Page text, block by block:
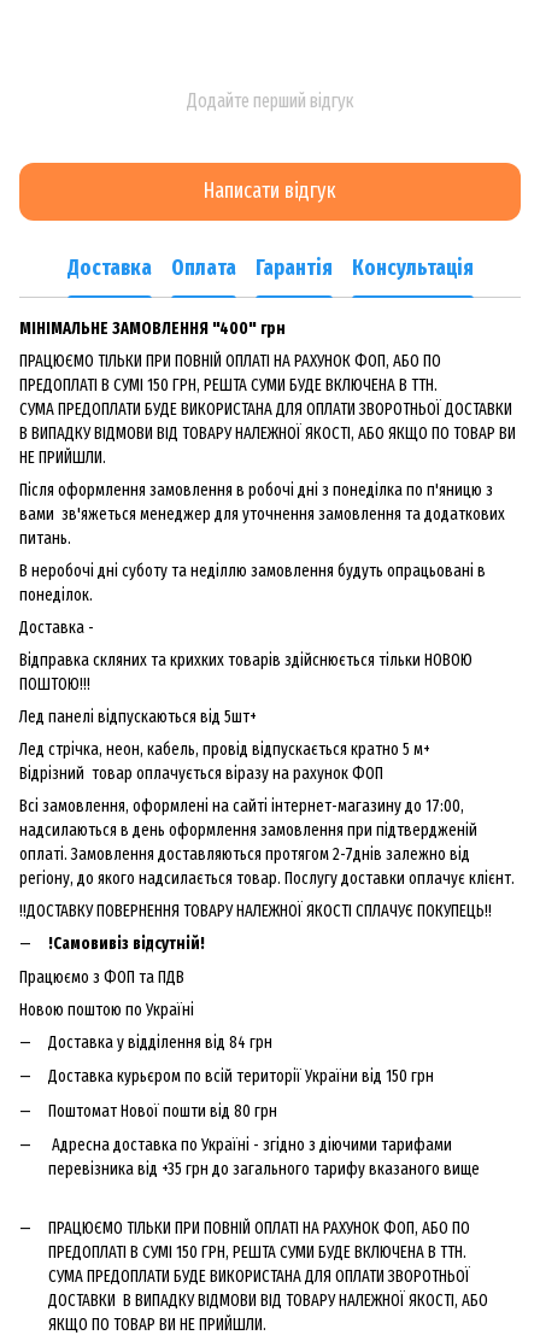
Додайте перший відгук
Написати відгук
Доставка Оплата Гарантія Консультація
МІНІМАЛЬНЕ ЗАМОВЛЕННЯ "400" грн
ПРАЦЮЄМО ТІЛЬКИ ПРИ ПОВНІЙ ОПЛАТІ НА РАХУНОК ФОП, АБО ПО
ПРЕДОПЛАТІ В СУМІ 150 ГРН, РЕШТА СУМИ БУДЕ ВКЛЮЧЕНА В ТТН.
СУМА ПРЕДОПЛАТИ БУДЕ ВИКОРИСТАНА ДЛЯ ОПЛАТИ ЗВОРОТНЬОЇ ДОСТАВКИ
В ВИПАДКУ ВІДМОВИ ВІД ТОВАРУ НАЛЕЖНОЇ ЯКОСТІ, АБО ЯКЩО ПО ТОВАР ВИ
НЕ ПРИЙШЛИ.
Після оформлення замовлення в робочі дні з понеділка по п'яницю з
вами зв'яжеться менеджер для уточнення замовлення та додаткових
питань.
В неробочі дні суботу та неділлю замовлення будуть опрацьовані в
понеділок.
Доставка -
Відправка скляних та крихких товарів здійснюється тільки НОВОЮ
ПОШТОЮ!!!
Лед панелі відпускаються від 5шт+
Лед стрічка, неон, кабель, провід відпускається кратно 5 м+
Відрізний товар оплачується віразу на рахунок ФОП
Всі замовлення, оформлені на сайті інтернет-магазину до 17:00,
надсилаються в день оформлення замовлення при підтвердженій
оплаті. Замовлення доставляються протягом 2-7днів залежно від
регіону, до якого надсилається товар. Послугу доставки оплачує клієнт.
!!ДОСТАВКУ ПОВЕРНЕННЯ ТОВАРУ НАЛЕЖНОЇ ЯКОСТІ СПЛАЧУЄ ПОКУПЕЦЬ!!
!Самовивіз відсутній!
Працюємо з ФОП та ПДВ
Новою поштою по Україні
Доставка у відділення від 84 грн
Доставка курьєром по всій території України від 150 грн
Поштомат Нової пошти від 80 грн
Адресна доставка по Україні - згідно з діючими тарифами
перевізника від +35 грн до загального тарифу вказаного вище
ПРАЦЮЄМО ТІЛЬКИ ПРИ ПОВНІЙ ОПЛАТІ НА РАХУНОК ФОП, АБО ПО
ПРЕДОПЛАТІ В СУМІ 150 ГРН, РЕШТА СУМИ БУДЕ ВКЛЮЧЕНА В ТТН.
СУМА ПРЕДОПЛАТИ БУДЕ ВИКОРИСТАНА ДЛЯ ОПЛАТИ ЗВОРОТНЬОЇ
ДОСТАВКИ В ВИПАДКУ ВІДМОВИ ВІД ТОВАРУ НАЛЕЖНОЇ ЯКОСТІ, АБО
ЯКЩО ПО ТОВАР ВИ НЕ ПРИЙШЛИ.